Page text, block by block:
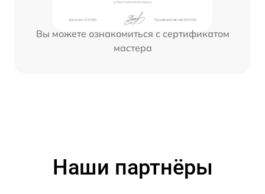
Вы можете ознакомиться с сертификатом
мастера
Наши партнёры